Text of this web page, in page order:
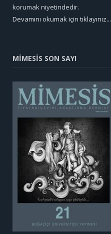
korumak niyetindedir.
Devamını okumak için tıklayınız...
MİMESİS SON SAYI